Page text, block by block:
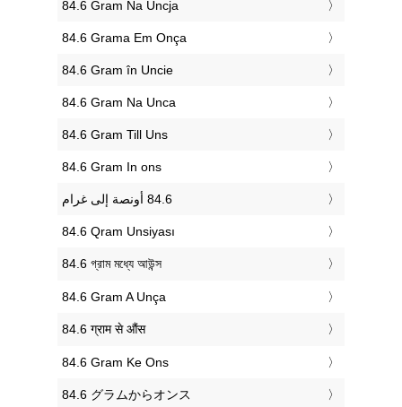
‎84.6 Gram Na Uncja
‎84.6 Grama Em Onça
‎84.6 Gram în Uncie
‎84.6 Gram Na Unca
‎84.6 Gram Till Uns
‎84.6 Gram In ons
‎84.6 Qram Unsiyası
‎84.6 গ্রাম মধ্যে আউন্স
‎84.6 Gram A Unça
‎84.6 ग्राम से औंस
‎84.6 Gram Ke Ons
‎84.6 グラムからオンス